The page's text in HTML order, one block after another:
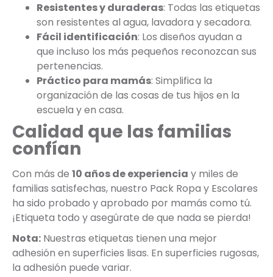
Resistentes y duraderas: Todas las etiquetas
son resistentes al agua, lavadora y secadora.
Fácil identificación: Los diseños ayudan a
que incluso los más pequeños reconozcan sus
pertenencias.
Práctico para mamás: Simplifica la
organización de las cosas de tus hijos en la
escuela y en casa.
Calidad que las familias
confían
Con más de 10 años de experiencia y miles de
familias satisfechas, nuestro Pack Ropa y Escolares
ha sido probado y aprobado por mamás como tú.
¡Etiqueta todo y asegúrate de que nada se pierda!
Nota: Nuestras etiquetas tienen una mejor
adhesión en superficies lisas. En superficies rugosas,
la adhesión puede variar.